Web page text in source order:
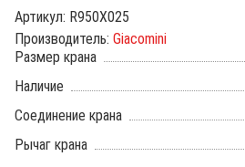
Артикул: R950X025
Производитель: Giacomini
Размер крана
Наличие
Соединение крана
Рычаг крана